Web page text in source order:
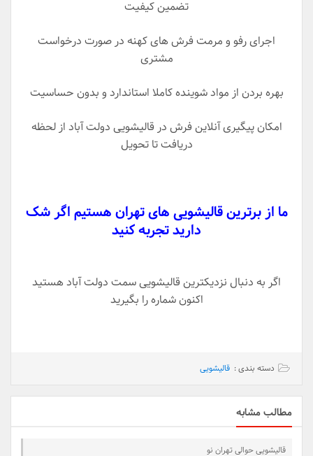
تضمین کیفیت
اجرای رفو و مرمت فرش های کهنه در صورت درخواست
مشتری
بهره بردن از مواد شوینده کاملا استاندارد و بدون حساسیت
امکان پیگیری آنلاین فرش در قالیشویی دولت آباد از لحظه
دریافت تا تحویل
ما از برترین قالیشویی های تهران هستیم اگر شک
دارید تجربه کنید
اگر به دنبال نزدیکترین قالیشویی سمت دولت آباد هستید
اکنون شماره را بگیرید
دسته بندی : قالیشویی
مطالب مشابه
قالیشویی حوالی تهران نو